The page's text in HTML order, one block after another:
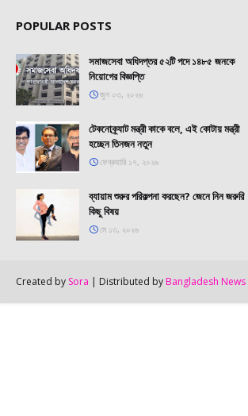
POPULAR POSTS
সমাজসেবা অধিদপ্তর ৫২টি পদে ১৪৮৫ জনকে
নিয়োগের বিজ্ঞপ্তি
জুন ০৩, ২০২৬
টেকনোক্র্যাট মন্ত্রী কাকে বলে, এই কোটায় মন্ত্রী
হচ্ছেন তিনজন নতুন
ফেব্রুয়ারি ১৭, ২০২৬
ব্যায়াম শুরুর পরিকল্পনা করছেন? জেনে নিন জরুরি
কিছু বিষয়
মে ১৩, ২০২৬
Created by Sora | Distributed by Bangladesh News